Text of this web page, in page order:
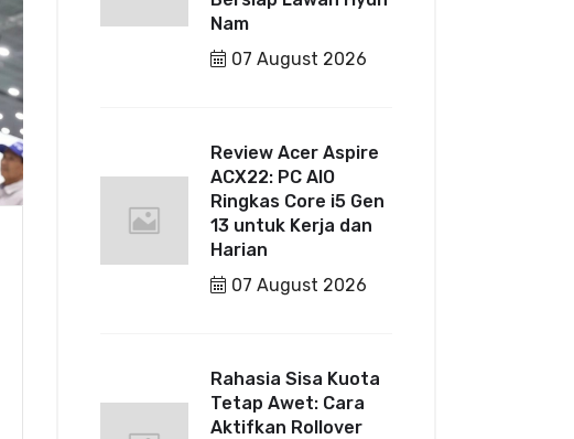
Nam
07 August 2026
Review Acer Aspire
ACX22: PC AIO
Ringkas Core i5 Gen
13 untuk Kerja dan
Harian
07 August 2026
Rahasia Sisa Kuota
Tetap Awet: Cara
Aktifkan Rollover